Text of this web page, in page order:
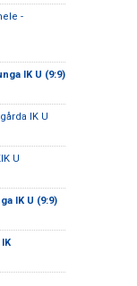
-
IK U (9:9)
IK U
U
IK U (9:9)